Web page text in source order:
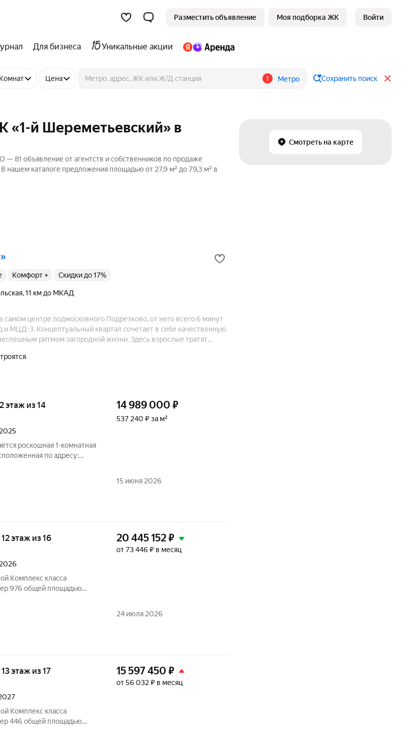
Разместить объявление Моя подборка ЖК Войти
Для бизнеса Уникальные акции
Комнат Цена 1 Метро Сохранить поиск
Смотреть на карте
«1-й Шереметьевский» в
81 объявление от агентств и собственников по продаже
нашем каталоге предложения площадью от 27,9 м² до 79,3 м² в
комфорт + Скидки до 17%
,11 км до МКАД
центре подмосковного Подрезково, от него всего 6 минут
МЦД-3. Концептуальный квартал сочетает в себе качественную
ритмом загородной жизни. Здесь взрослые тратят
этаж из 14
роскошная 1-комнатная
по адресу:
подходит для
14 989 000 ₽
537 240 ₽ за м²
15 июня 2026
этаж из 16
Комплекс класса
976 общей площадью
разместить большую
20 445 152₽
от 73 446 ₽ в месяц
24 июля 2026
этаж из 17
Комплекс класса
446 общей площадью
15 597 450 ₽
от 56 032 ₽ в месяц